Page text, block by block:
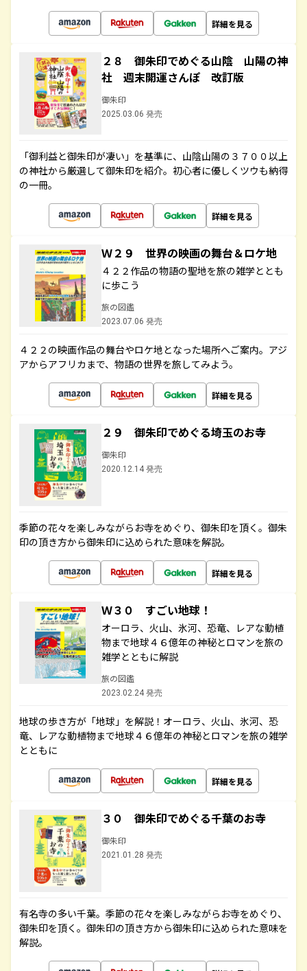
詳細を見る
２８ 御朱印でめぐる山陰 山陽の神
社 週末開運さんぽ 改訂版
御朱印
2025.03.06 発売
「御利益と御朱印が凄い」を基準に、山陰山陽の３７００以上
の神社から厳選して御朱印を紹介。初心者に優しくツウも納得
の一冊。
詳細を見る
Ｗ２９ 世界の映画の舞台＆ロケ地
４２２作品の物語の聖地を旅の雑学ととも
に歩こう
旅の図鑑
2023.07.06 発売
４２２の映画作品の舞台やロケ地となった場所へご案内。アジ
アからアフリカまで、物語の世界を旅してみよう。
詳細を見る
２９ 御朱印でめぐる埼玉のお寺
御朱印
2020.12.14 発売
季節の花々を楽しみながらお寺をめぐり、御朱印を頂く。御朱
印の頂き方から御朱印に込められた意味を解説。
詳細を見る
Ｗ３０ すごい地球！
オーロラ、火山、氷河、恐竜、レアな動植
物まで地球４６億年の神秘とロマンを旅の
雑学とともに解説
旅の図鑑
2023.02.24 発売
地球の歩き方が「地球」を解説！オーロラ、火山、氷河、恐
竜、レアな動植物まで地球４６億年の神秘とロマンを旅の雑学
とともに
詳細を見る
３０ 御朱印でめぐる千葉のお寺
御朱印
2021.01.28 発売
有名寺の多い千葉。季節の花々を楽しみながらお寺をめぐり、
御朱印を頂く。御朱印の頂き方から御朱印に込められた意味を
解説。